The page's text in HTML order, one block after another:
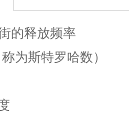
的释放频率
为斯特罗哈数）